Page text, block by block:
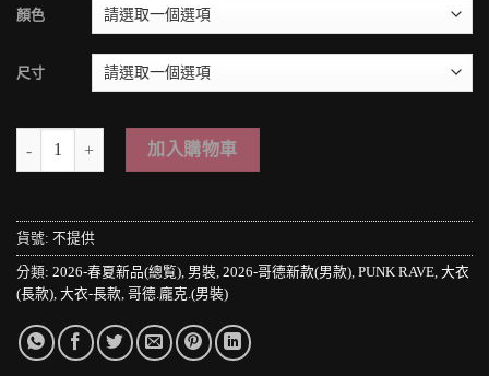
顏色
尺寸
＊MINI PUNK LOLO＊黑暗龐克搖滾-重裝武力聯盟の暗黑毀滅者多
加入購物車
貨號: 不提供
分類: 2026-春夏新品(總覧), 男裝, 2026-哥德新款(男款), PUNK RAVE, 大衣
(長款), 大衣-長款, 哥德.龐克.(男裝)